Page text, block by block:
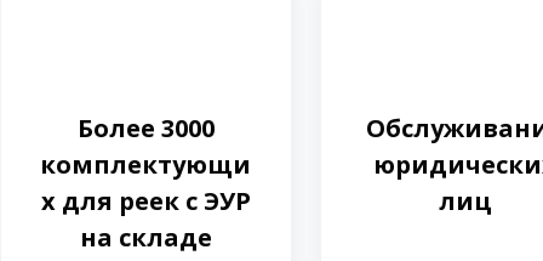
Более 3000
комплектующи
х для реек с ЭУР
на складе
лиц